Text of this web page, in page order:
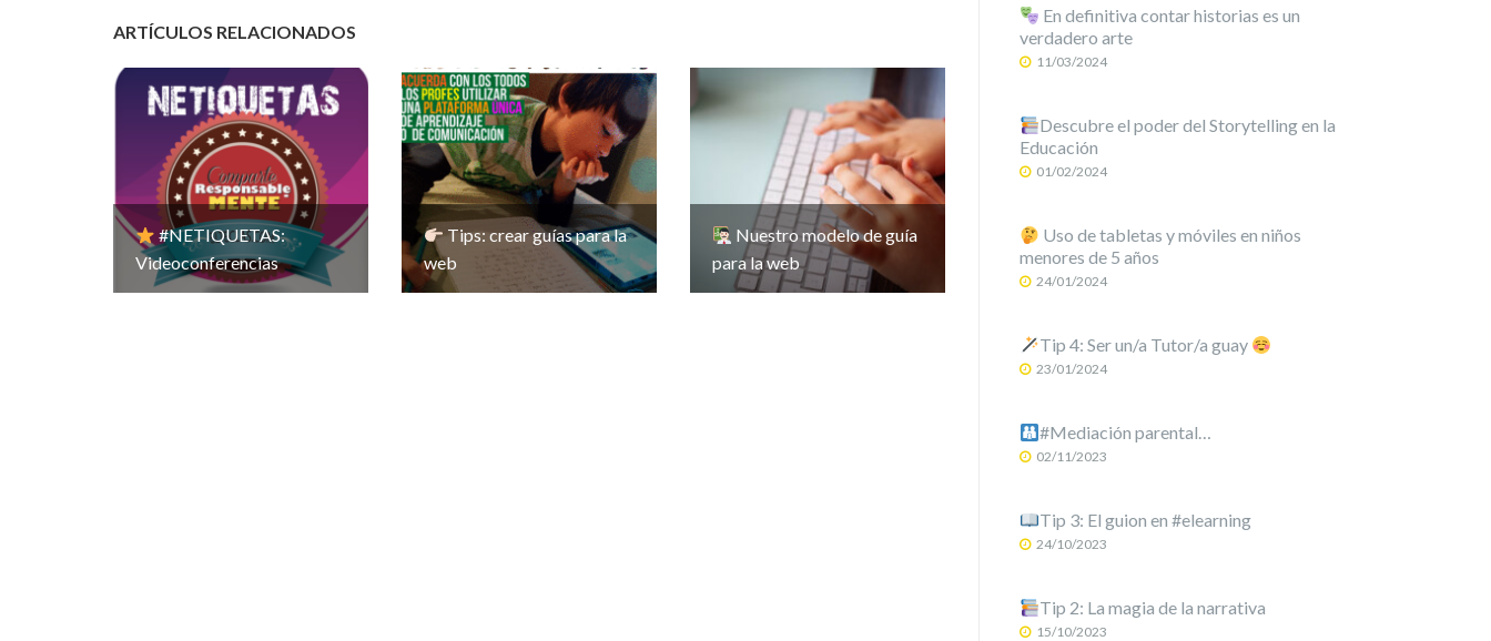
ARTÍCULOS RELACIONADOS
#NETIQUETAS:
Videoconferencias
Tips: crear guías para la
web
Nuestro modelo de guía
para la web
En definitiva contar historias es un
verdadero arte
11/03/2024
Descubre el poder del Storytelling en la
Educación
01/02/2024
Uso de tabletas y móviles en niños
menores de 5 años
24/01/2024
Tip 4: Ser un/a Tutor/a guay
23/01/2024
#Mediación parental…
02/11/2023
Tip 3: El guion en #elearning
24/10/2023
Tip 2: La magia de la narrativa
15/10/2023